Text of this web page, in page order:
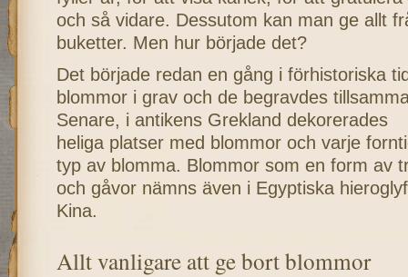
och så vidare. Dessutom kan man ge allt
buketter. Men hur började det?
Det började redan en gång i förhistoriska
blommor i grav och de begravdes
Senare, i antikens Grekland dekorerades
heliga platser med blommor och varje
typ av blomma. Blommor som en form av
och gåvor nämns även i Egyptiska
Kina.
Allt vanligare att ge bort blommor